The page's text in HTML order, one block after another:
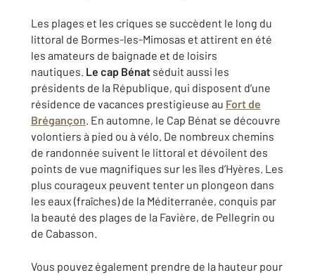
Les plages et les criques se succèdent le long du
littoral de Bormes-les-Mimosas et attirent en été
les amateurs de baignade et de loisirs
nautiques. Le cap Bénat séduit aussi les
présidents de la République, qui disposent d’une
résidence de vacances prestigieuse au Fort de
Brégançon. En automne, le Cap Bénat se découvre
volontiers à pied ou à vélo. De nombreux chemins
de randonnée suivent le littoral et dévoilent des
points de vue magnifiques sur les îles d’Hyères. Les
plus courageux peuvent tenter un plongeon dans
les eaux (fraîches) de la Méditerranée, conquis par
la beauté des plages de la Favière, de Pellegrin ou
de Cabasson.
Vous pouvez également prendre de la hauteur pour